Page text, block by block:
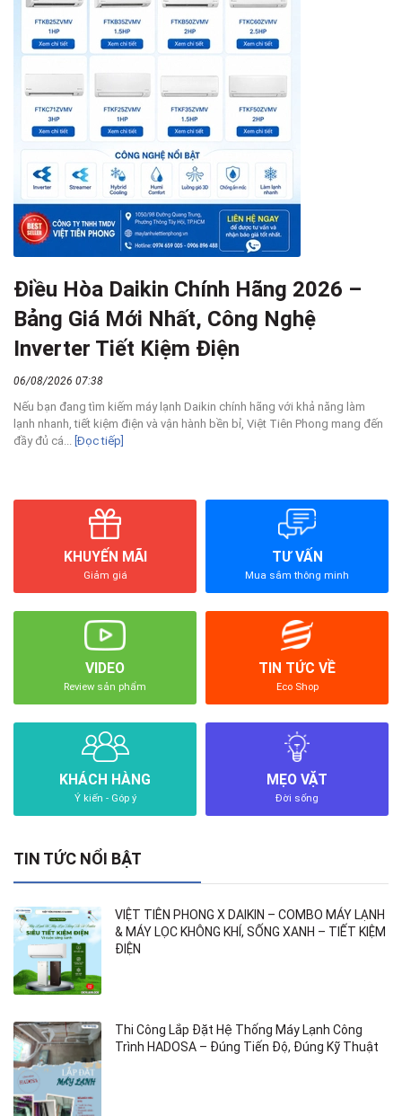
Điều Hòa Daikin Chính Hãng 2026 –
Bảng Giá Mới Nhất, Công Nghệ
Inverter Tiết Kiệm Điện
06/08/2026 07:38
Nếu bạn đang tìm kiếm máy lạnh Daikin chính hãng với khả năng làm
lạnh nhanh, tiết kiệm điện và vận hành bền bỉ, Việt Tiên Phong mang đến
đầy đủ cá... [Đọc tiếp]
KHUYẾN MÃI
Giảm giá
TƯ VẤN
Mua sắm thông minh
VIDEO
Review sản phẩm
TIN TỨC VỀ
Eco Shop
KHÁCH HÀNG
Ý kiến - Góp ý
MẸO VẶT
Đời sống
TIN TỨC NỔI BẬT
VIỆT TIÊN PHONG X DAIKIN – COMBO MÁY LẠNH
& MÁY LỌC KHÔNG KHÍ, SỐNG XANH – TIẾT KIỆM
ĐIỆN
Thi Công Lắp Đặt Hệ Thống Máy Lạnh Công
Trình HADOSA – Đúng Tiến Độ, Đúng Kỹ Thuật